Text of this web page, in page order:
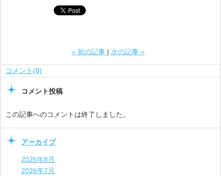
« 前の記事 次の記事 »
コメント(0)
コメント投稿
この記事へのコメントは終了しました。
アーカイブ
2026年8月
2026年7月